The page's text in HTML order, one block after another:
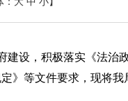
设，积极落实《法治
》等文件要求，现将